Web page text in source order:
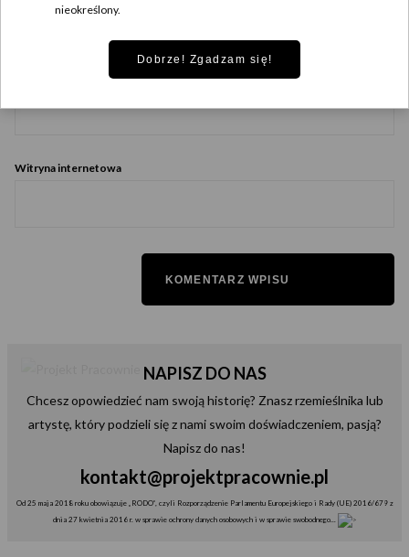
Witryna internetowa
NAPISZ DO NAS
Chcesz opowiedzieć nam swoją historię? Znasz rzemieślnika lub
artystę, który podzieli się z nami swoim doświadczeniem, pasją?
Napisz do nas!
kontakt@projektpracownie.pl
Od 25 maja 2018 roku obowiązuje „RODO”, czyli Rozporządzenie Parlamentu Europejskiego i Rady (UE) 2016/679 z
dnia 27 kwietnia 2016 r. w sprawie ochrony danych osobowych i w sprawie swobodnego...
nieokreślony.
Dobrze! Zgadzam się!